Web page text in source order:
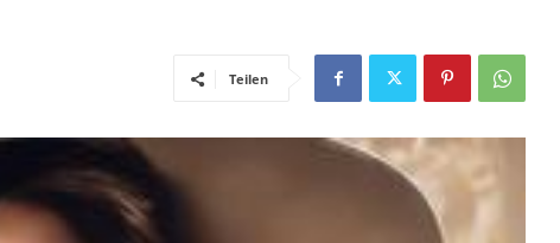
Teilen